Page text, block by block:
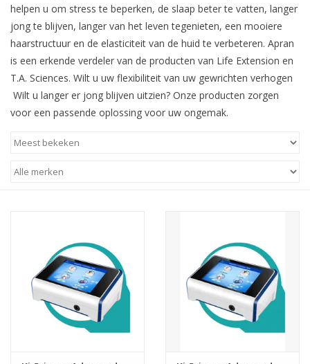
helpen u om stress te beperken, de slaap beter te vatten, langer
jong te blijven, langer van het leven tegenieten, een mooiere
haarstructuur en de elasticiteit van de huid te verbeteren. Apran
is een erkende verdeler van de producten van Life Extension en
T.A. Sciences. Wilt u uw flexibiliteit van uw gewrichten verhogen
Wilt u langer er jong blijven uitzien? Onze producten zorgen
voor een passende oplossing voor uw ongemak.